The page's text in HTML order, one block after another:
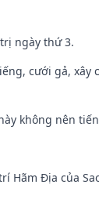
ngày thứ 3.
cưới gả,
không nên
Hãm Địa của